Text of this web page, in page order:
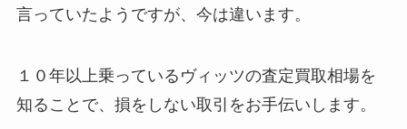
言っていたようですが、今は違います。
１０年以上乗っているヴィッツの査定買取相場を
知ることで、損をしない取引をお手伝いします。